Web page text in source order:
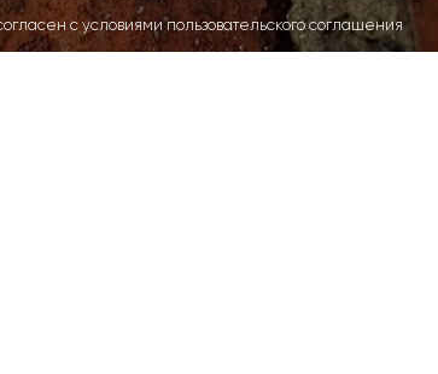
с условиями пользовательского соглашения